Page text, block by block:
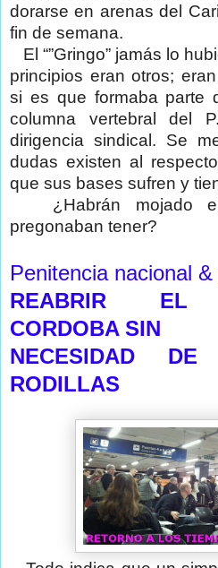
dorarse en arenas del
fin de semana.
El “”Gringo” jamás lo
principios eran otros;
si es que formaba parte
columna vertebral del
dirigencia sindical. Se
dudas existen al
que sus bases sufren y
¿Habrán mojado
pregonaban tener?
Penitencia nacional
REABRIR EL
CORDOBA SIN
NECESIDAD DE
RODILLAS